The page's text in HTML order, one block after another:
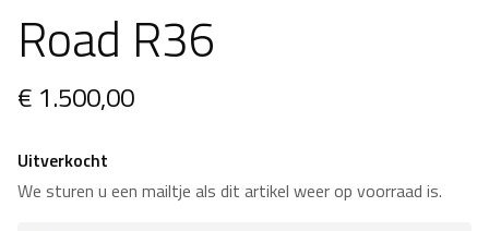
Road R36
€ 1.500,00
Uitverkocht
We sturen u een mailtje als dit artikel weer op voorraad is.